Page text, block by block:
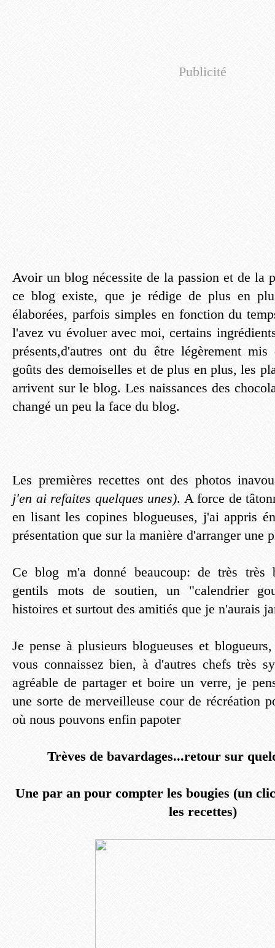
Publicité
Avoir un blog nécessite de la passion et de la
ce blog existe, que je rédige de plus en
élaborées, parfois simples en fonction du
l'avez vu évoluer avec moi, certains
présents,d'autres ont du être légèrement
goûts des demoiselles et de plus en plus, les
arrivent sur le blog. Les naissances des
changé un peu la face du blog.
Les premières recettes ont des photos
j'en ai refaites quelques unes). A force de
en lisant les copines blogueuses, j'ai appris
présentation que sur la manière d'arranger une
Ce blog m'a donné beaucoup: de très très
gentils mots de soutien, un "calendrier
histoires et surtout des amitiés que je n'aurais
Je pense à plusieurs blogueuses et
vous connaissez bien, à d'autres chefs très
agréable de partager et boire un verre, je
une sorte de merveilleuse cour de récréation
où nous pouvons enfin papoter
Trèves de bavardages...retour sur
Une par an pour compter les bougies (un
les recettes)